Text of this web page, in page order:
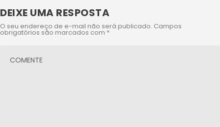
DEIXE UMA RESPOSTA
O seu endereço de e-mail não será publicado. Campos
obrigatórios são marcados com *